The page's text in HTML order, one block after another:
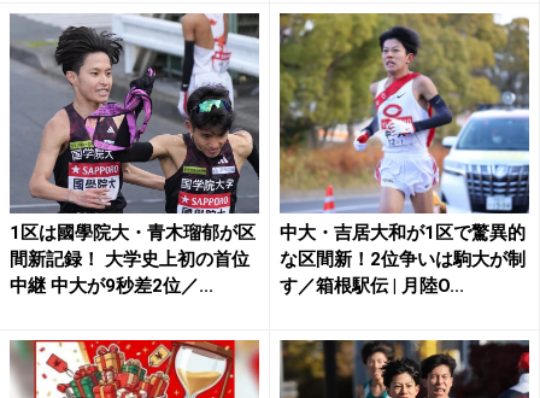
1区は國學院大・青木瑠郁が区
間新記録！ 大学史上初の首位
中継 中大が9秒差2位／...
中大・吉居大和が1区で驚異的
な区間新！2位争いは駒大が制
す／箱根駅伝 | 月陸O...